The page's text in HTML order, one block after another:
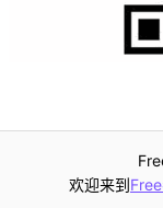
欢迎来到